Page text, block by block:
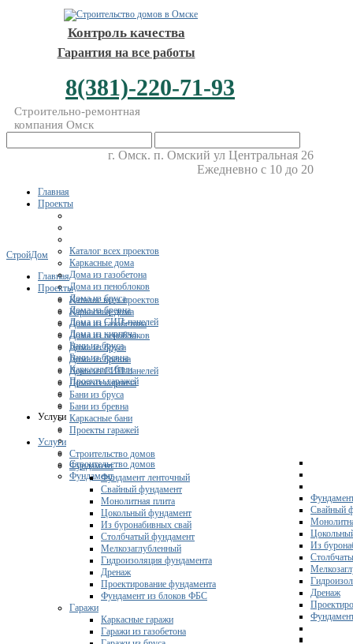
Контроль качества
Гарантия на все работы
8(381)-220-71-93
Строительно-ремонтная
компания Омск
г. Омск. п. Омский ул Центральная 26
Ежедневно с 10 до 20
Главная
Проекты
Каталог всех проектов
Каркасные дома
Дома из газобетона
Дома из пеноблоков
Дома из бруса
Дома из бревна
Дома из СИП-панелей
Дома из кирпича
Бани из бруса
Бани из бревна
Каркасные бани
Проекты гаражей
Услуги
Строительство домов
Фундамент
Свайный
Из
Дренаж
СтройДом
Главная
Проекты
Каталог всех проектов
Каркасные дома
Дома из газобетона
Дома из пеноблоков
Дома из бруса
Дома из бревна
Дома из СИП-панелей
Дома из кирпича
Бани из бруса
Бани из бревна
Каркасные бани
Проекты гаражей
Услуги
Строительство домов
Фундамент
Фундамент ленточный
Свайный фундамент
Монолитная плита
Цокольный фундамент
Из буронабивных свай
Столбчатый фундамент
Мелкозаглубленный
Гидроизоляция фундамента
Дренаж
Проектирование фундамента
Фундамент из блоков ФБС
Гаражи
Каркасные гаражи
Гаражи из газобетона